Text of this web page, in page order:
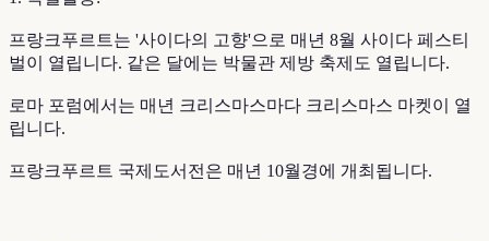
프랑크푸르트는 '사이다의 고향'으로 매년 8월 사이다 페스티
벌이 열립니다. 같은 달에는 박물관 제방 축제도 열립니다.
로마 포럼에서는 매년 크리스마스마다 크리스마스 마켓이 열
립니다.
프랑크푸르트 국제도서전은 매년 10월경에 개최됩니다.